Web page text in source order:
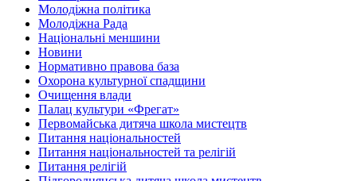
Молодіжна політика
Молодіжна Рада
Національні меншини
Новини
Нормативно правова база
Охорона культурної спадщини
Очищення влади
Палац культури «Фрегат»
Первомайська дитяча школа мистецтв
Питання національностей
Питання національностей та релігій
Питання релігій